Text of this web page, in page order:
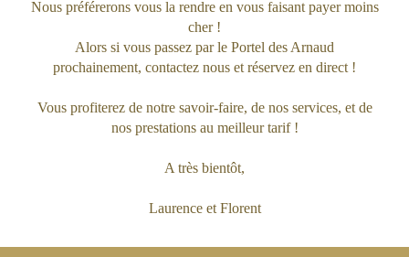
Nous préférerons vous la rendre en vous faisant payer moins
cher !
Alors si vous passez par le Portel des Arnaud
prochainement, contactez nous et réservez en direct !
Vous profiterez de notre savoir-faire, de nos services, et de
nos prestations au meilleur tarif !
A très bientôt,
Laurence et Florent